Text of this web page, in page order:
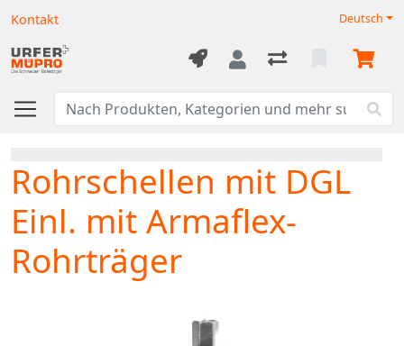
Kontakt Deutsch
Rohrschellen mit DGL
Einl. mit Armaflex-
Rohrträger